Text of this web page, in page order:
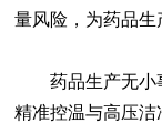
量风险，为药品生
药品生产无小事
精准控温与高压